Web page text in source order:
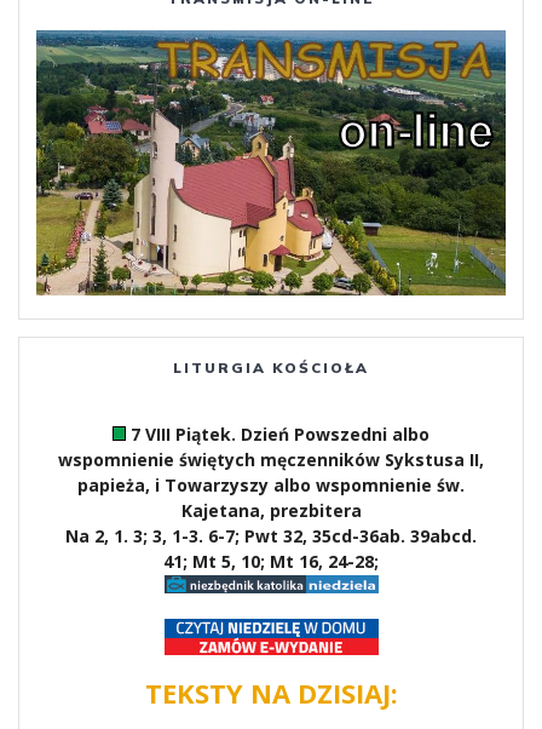
LITURGIA KOŚCIOŁA
7 VIII Piątek. Dzień Powszedni albo
wspomnienie świętych męczenników Sykstusa II,
papieża, i Towarzyszy albo wspomnienie św.
Kajetana, prezbitera
Na 2, 1. 3; 3, 1-3. 6-7; Pwt 32, 35cd-36ab. 39abcd.
41; Mt 5, 10; Mt 16, 24-28;
TEKSTY NA DZISIAJ: